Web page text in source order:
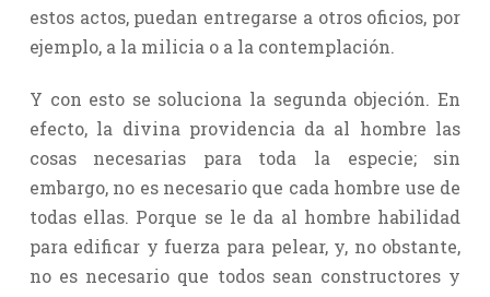
estos actos, puedan entregarse a otros oficios, por
ejemplo, a la milicia o a la contemplación.
Y con esto se soluciona la segunda objeción. En
efecto, la divina providencia da al hombre las
cosas necesarias para toda la especie; sin
embargo, no es necesario que cada hombre use de
todas ellas. Porque se le da al hombre habilidad
para edificar y fuerza para pelear, y, no obstante,
no es necesario que todos sean constructores y